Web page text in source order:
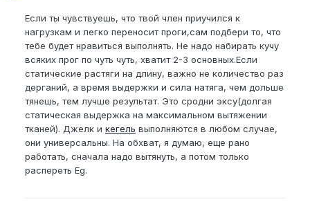
Если ты чувствуешь, что твой член приучился к
нагрузкам и легко переносит проги,сам подбери то, что
тебе будет нравиться выполнять. Не надо набирать кучу
всяких прог по чуть чуть, хватит 2-3 основных.Если
статические растяги на длину, важно не количество раз
дерганий, а время выдержки и сила натяга, чем дольше
тянешь, тем лучше результат. Это сродни эксу(долгая
статическая выдержка на максимальном вытяжении
тканей). Джелк и кегель выполняются в любом случае,
они универсальны. На обхват, я думаю, еще рано
работать, сначала надо вытянуть, а потом только
распереть Eg.